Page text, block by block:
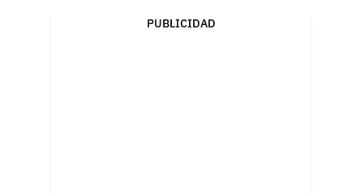
PUBLICIDAD